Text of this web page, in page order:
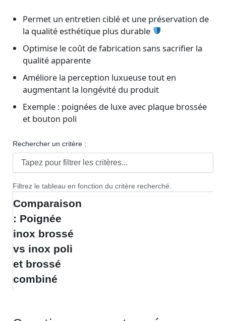
Permet un entretien ciblé et une préservation de
la qualité esthétique plus durable
Optimise le coût de fabrication sans sacrifier la
qualité apparente
Améliore la perception luxueuse tout en
augmentant la longévité du produit
Exemple : poignées de luxe avec plaque brossée
et bouton poli
Rechercher un critère :
Filtrez le tableau en fonction du critère recherché.
Comparaison
: Poignée
inox brossé
vs inox poli
et brossé
combiné